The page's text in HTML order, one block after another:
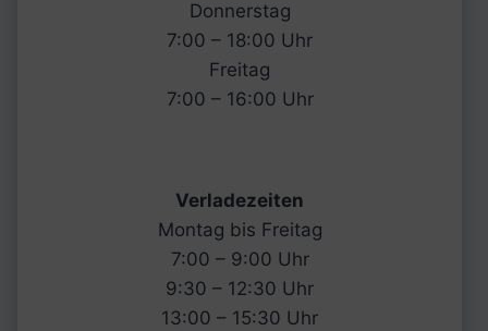
Donnerstag
7:00 – 18:00 Uhr
Freitag
7:00 – 16:00 Uhr
Verladezeiten
Montag bis Freitag
7:00 – 9:00 Uhr
9:30 – 12:30 Uhr
13:00 – 15:30 Uhr